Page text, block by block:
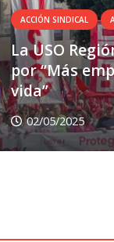
ACCIÓN SINDICAL
La USO
por “Más
vida”
02/05/2025